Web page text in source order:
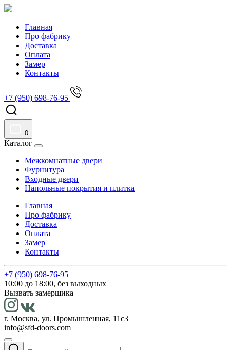
Главная
Про фабрику
Доставка
Оплата
Замер
Контакты
+7 (950) 698-76-95
0
Каталог
Межкомнатные двери
Фурнитура
Входные двери
Напольные покрытия и плитка
Главная
Про фабрику
Доставка
Оплата
Замер
Контакты
+7 (950) 698-76-95
10:00 до 18:00, без выходных
Вызвать замерщика
г. Москва, ул. Промышленная, 11с3
info@sfd-doors.com